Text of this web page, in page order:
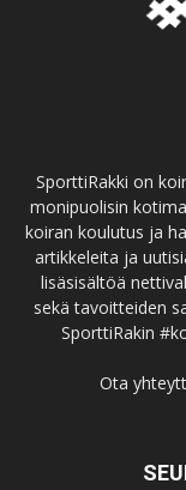
SporttiRakki on
monipuolisin
koiran koulutus ja
artikkeleita ja
lisäsisältöä
sekä tavoitteiden
SporttiRakin
Ota